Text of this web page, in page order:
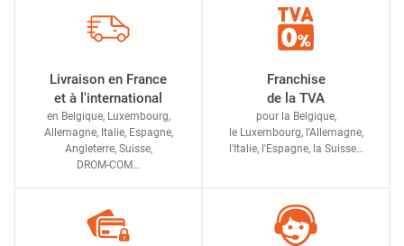
Livraison en France
et à l'international
en Belgique, Luxembourg,
Allemagne, Italie, Espagne,
Angleterre, Suisse,
DROM-COM…
Franchise
de la TVA
pour la Belgique,
le Luxembourg, l'Allemagne,
l'Italie, l'Espagne, la Suisse…